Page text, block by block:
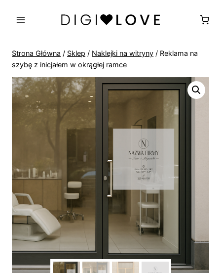
Strona Główna / Sklep / Naklejki na witryny / Reklama na
szybę z inicjałem w okrągłej ramce